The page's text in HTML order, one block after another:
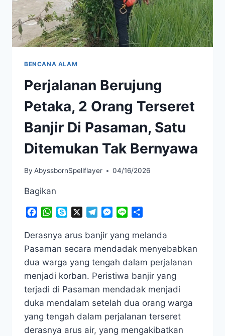
BENCANA ALAM
Perjalanan Berujung
Petaka, 2 Orang Terseret
Banjir Di Pasaman, Satu
Ditemukan Tak Bernyawa
By AbyssbornSpellflayer 04/16/2026
Bagikan
Facebook
WhatsApp
Skype TelegramMessenger
Line
Derasnya arus banjir yang melanda
Pasaman secara mendadak menyebabkan
dua warga yang tengah dalam perjalanan
menjadi korban. Peristiwa banjir yang
terjadi di Pasaman mendadak menjadi
duka mendalam setelah dua orang warga
yang tengah dalam perjalanan terseret
derasnya arus air, yang mengakibatkan